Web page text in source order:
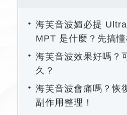
海芙音波媚必提
MPT 是什麼？先搞
海芙音波效果好嗎？
久？
海芙音波會痛嗎？恢
副作用整理！